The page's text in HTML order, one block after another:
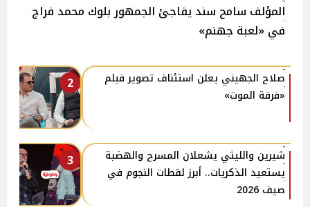
المؤلف سامح سند يفاجئ الجمهور بلوك محمد فراج
في «لعبة جهنم»
2
صلاح الجهيني يعلن استئناف تصوير فيلم
«فرقة الموت»
3
شيرين والليثي يشعلان المسرح والهضبة
يستعيد الذكريات.. أبرز لقطات النجوم في
صيف 2026